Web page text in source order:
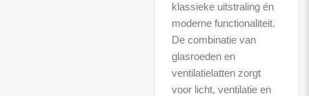
klassieke uitstraling én
moderne functionaliteit.
De combinatie van
glasroeden en
ventilatielatten zorgt
voor licht, ventilatie en